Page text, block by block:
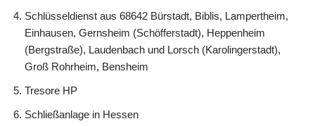
Schlüsseldienst aus 68642 Bürstadt, Biblis, Lampertheim,
Einhausen, Gernsheim (Schöfferstadt), Heppenheim
(Bergstraße), Laudenbach und Lorsch (Karolingerstadt),
Groß Rohrheim, Bensheim
Tresore HP
Schließanlage in Hessen